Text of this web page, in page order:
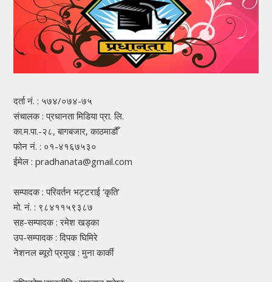
दर्ता नं. : ५७४/०७४-७५
संचालक : प्रधानता मिडिया प्रा. लि.
का.म.पा.-२८, बागबजार, काठमाडौँ
फोन नं. : ०१-४१६७५३०
ईमेल : pradhanata@gmail.com
सम्पादक : परिवर्तन भट्टराई ‘कृति’
मो. नं. : ९८४११५९३८७
सह-सम्पादक : रमेश खड्का
उप-सम्पादक : दिपक घिमिरे
नेशनल ब्यूरो प्रमुख : मुना कार्की